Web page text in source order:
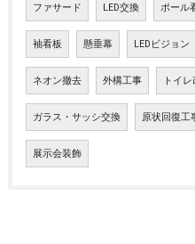
ファサード LED交換 ポール
袖看板 懸垂幕 LEDビジョン
ネオン撤去 外構工事 トイ
ガラス・サッシ交換 原状回復工
展示会装飾